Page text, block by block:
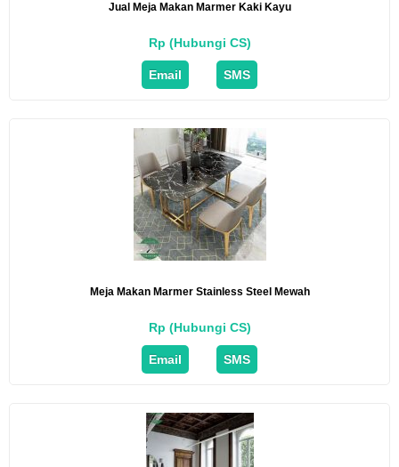
Jual Meja Makan Marmer Kaki Kayu
Rp (Hubungi CS)
Email SMS
Meja Makan Marmer Stainless Steel Mewah
Rp (Hubungi CS)
Email SMS